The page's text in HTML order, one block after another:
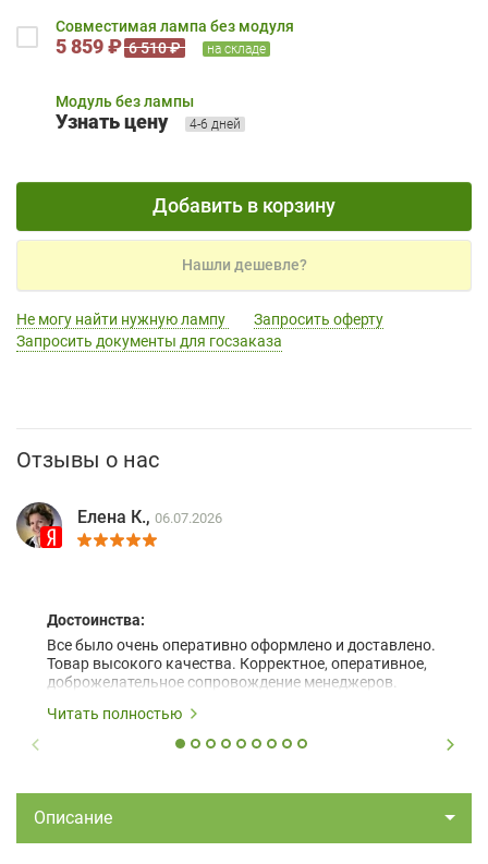
Совместимая лампа без модуля
5 859 ₽ 6 510 ₽ на складе
Модуль без лампы
Узнать цену 4-6 дней
Добавить в корзину
Нашли дешевле?
Не могу найти нужную лампу
Запросить оферту
Запросить документы для госзаказа
Отзывы о нас
Елена К., 06.07.2026
Достоинства:
Все было очень оперативно оформлено и доставлено.
Товар высокого качества. Корректное, оперативное,
доброжелательное сопровождение менеджеров.
Читать полностью
Описание